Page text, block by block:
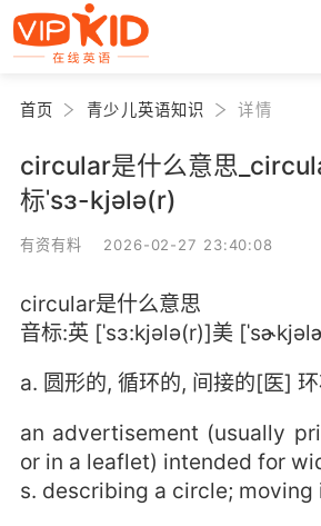
首页 青少儿英语知识 详情
circular是什么意思
标ˈsɜ-kjələ(r)
有资有料 2026-02-27 23:40:08
circular是什么意思
音标:英 [ˈsɜ:kjələ(r)]美
a. 圆形的, 循环的, 间接的[医]
an advertisement (usually
or in a leaflet) intended for
s. describing a circle; moving